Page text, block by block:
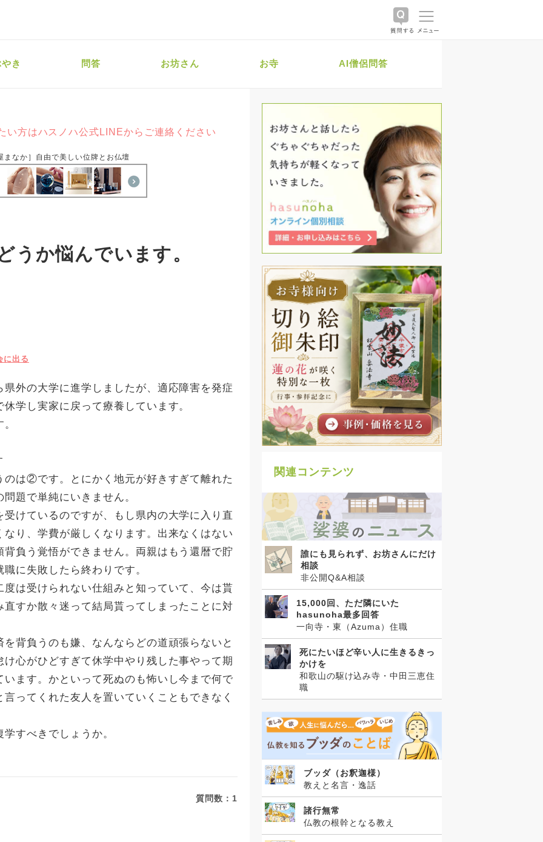
き 問答 お坊さん お寺 AI僧侶問答
い方はハスノハ公式LINEからご連絡ください
まなか］自由で美しい位牌とお仏壇
うか悩んでいます。
に出る
外の大学に進学しましたが、適応障害を発症
学し実家に戻って療養しています。
のは②です。とにかく地元が好きすぎて離れた
題で単純にいきません。
けているのですが、もし県内の大学に入り直
り、学費が厳しくなります。出来なくはない
負う覚悟ができません。両親はもう還暦で貯
に失敗したら終わりです。
は受けられない仕組みと知っていて、今は貰
すか散々迷って結局貰ってしまったことに対
背負うのも嫌、なんならどの道頑張らないと
心がひどすぎて休学中やり残した事やって期
ます。かといって死ぬのも怖いし今まで何で
ってくれた友人を置いていくこともできなく
すべきでしょうか。
質問数： 1
関連コンテンツ
誰にも見られず、お坊さんにだけ
相談
非公開Q&A相談
15,000回、ただ隣にいた
hasunoha最多回答
一向寺・東（Azuma）住職
死にたいほど辛い人に生きるきっ
かけを
和歌山の駆け込み寺・中田三恵住
職
ブッダ（お釈迦様）
教えと名言・逸話
諸行無常
仏教の根幹となる教え